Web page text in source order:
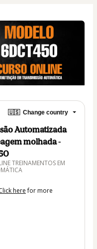
🇺🇸 Change country
Automatizada
molhada -
TREINAMENTOS EM
herefor more